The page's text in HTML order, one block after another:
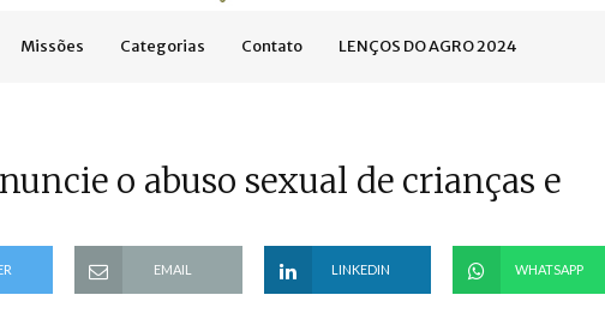
Missões Categorias Contato LENÇOS DO AGRO 2024
o abuso sexual de crianças e
EMAIL LINKEDIN WHATSAPP